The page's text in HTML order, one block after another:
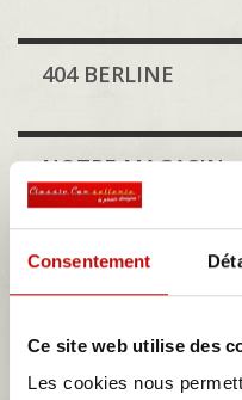
Consentement
Ce site web utilise des
Les cookies nous
404 BERLINE
NOTRE MAGASIN
DÉJÀ VUS
MES DEVIS